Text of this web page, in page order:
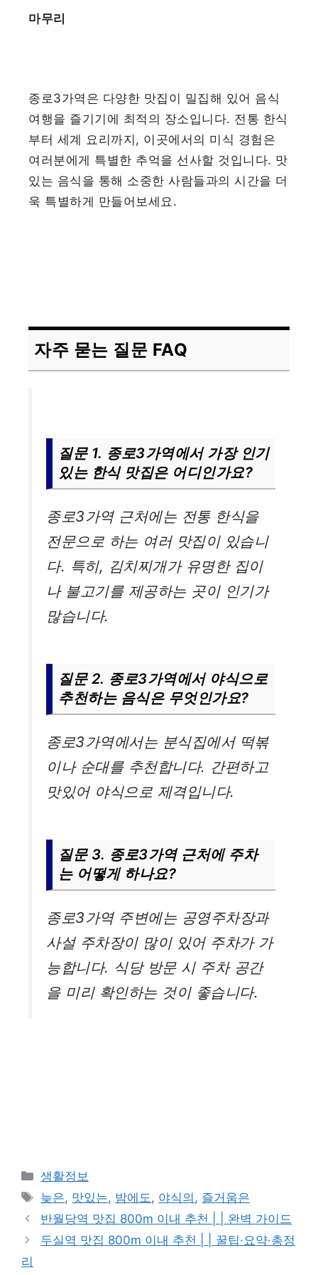
마무리
종로3가역은 다양한 맛집이 밀집해 있어 음식
여행을 즐기기에 최적의 장소입니다. 전통 한식
부터 세계 요리까지, 이곳에서의 미식 경험은
여러분에게 특별한 추억을 선사할 것입니다. 맛
있는 음식을 통해 소중한 사람들과의 시간을 더
욱 특별하게 만들어보세요.
자주 묻는 질문 FAQ
질문 1. 종로3가역에서 가장 인기
있는 한식 맛집은 어디인가요?
종로3가역 근처에는 전통 한식을
전문으로 하는 여러 맛집이 있습니
다. 특히, 김치찌개가 유명한 집이
나 불고기를 제공하는 곳이 인기가
많습니다.
질문 2. 종로3가역에서 야식으로
추천하는 음식은 무엇인가요?
종로3가역에서는 분식집에서 떡볶
이나 순대를 추천합니다. 간편하고
맛있어 야식으로 제격입니다.
질문 3. 종로3가역 근처에 주차
는 어떻게 하나요?
종로3가역 주변에는 공영주차장과
사설 주차장이 많이 있어 주차가 가
능합니다. 식당 방문 시 주차 공간
을 미리 확인하는 것이 좋습니다.
카
테
고
리
생활정보
태
그
늦은, 맛있는, 밤에도 , 야식의 , 즐거움은
반월당역 맛집 800m 이내 추천 | | 완벽 가이드
두실역 맛집 800m 이내 추천 | | 꿀팁·요약·총정
리